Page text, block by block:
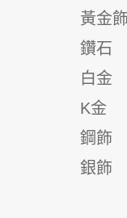
黃金
鑽石
白金
K金
鋼飾
銀飾